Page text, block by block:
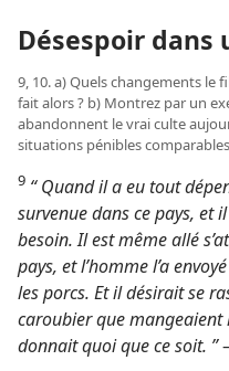
Désespoir dans
9, 10. a) Quels changements le
fait alors ? b) Montrez par un
abandonnent le vrai culte
situations pénibles
9 “ Quand il a eu tout
survenue dans ce pays, et
besoin. Il est même allé
pays, et l’homme l’a
les porcs. Et il désirait se
caroubier que mangeaient
donnait quoi que ce soit. ”